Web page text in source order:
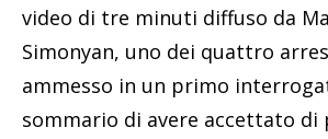
video di tre minuti diffuso da
Simonyan, uno dei quattro
ammesso in un primo
sommario di avere accettato di